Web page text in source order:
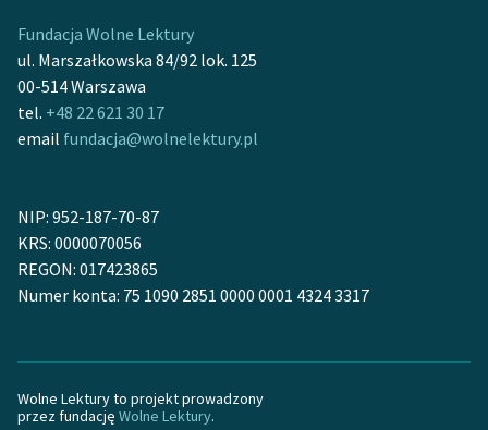
Logotypy
Polityka prywatności
Regulamin darowizn
Deklaracja dostępności
Fundacja Wolne Lektury
ul. Marszałkowska 84/92 lok. 125
00-514 Warszawa
tel. +48 22 621 30 17
email fundacja@wolnelektury.pl
NIP: 952-187-70-87
KRS: 0000070056
REGON: 017423865
Numer konta: 75 1090 2851 0000 0001 4324 3317
Wolne Lektury to projekt prowadzony
przez fundację Wolne Lektury.